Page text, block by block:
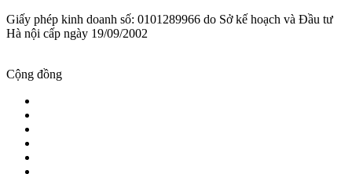
Giấy phép kinh doanh số: 0101289966 do Sở kế hoạch và Đầu tư
Hà nội cấp ngày 19/09/2002
Cộng đồng